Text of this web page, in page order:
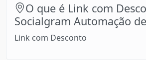
O que é Link com
Socialgram Automação
Link com Desconto